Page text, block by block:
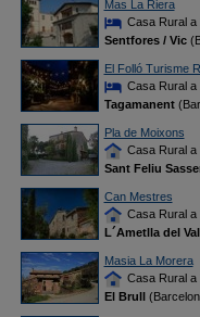
Mas La Riera
Casa Rural a
Sentfores / Vic
El Folló Turisme
Casa Rural a
Tagamanent
Pla de Moixons
Casa Rural a
Sant Feliu
Can Mestres
Casa Rural a
L´Ametlla del
Masia La Morera
Casa Rural a
El Brull